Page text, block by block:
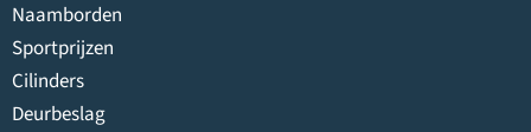
Naamborden
Sportprijzen
Cilinders
Deurbeslag